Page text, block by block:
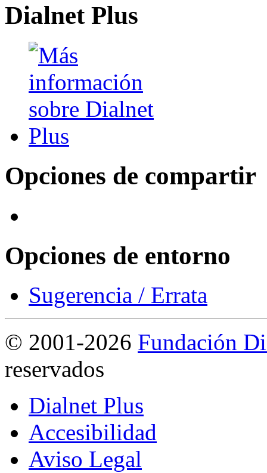
Dialnet Plus
Opciones de compartir
Opciones de entorno
Sugerencia / Errata
© 2001-2026 Fundación
reservados
Dialnet Plus
Accesibilidad
Aviso Legal